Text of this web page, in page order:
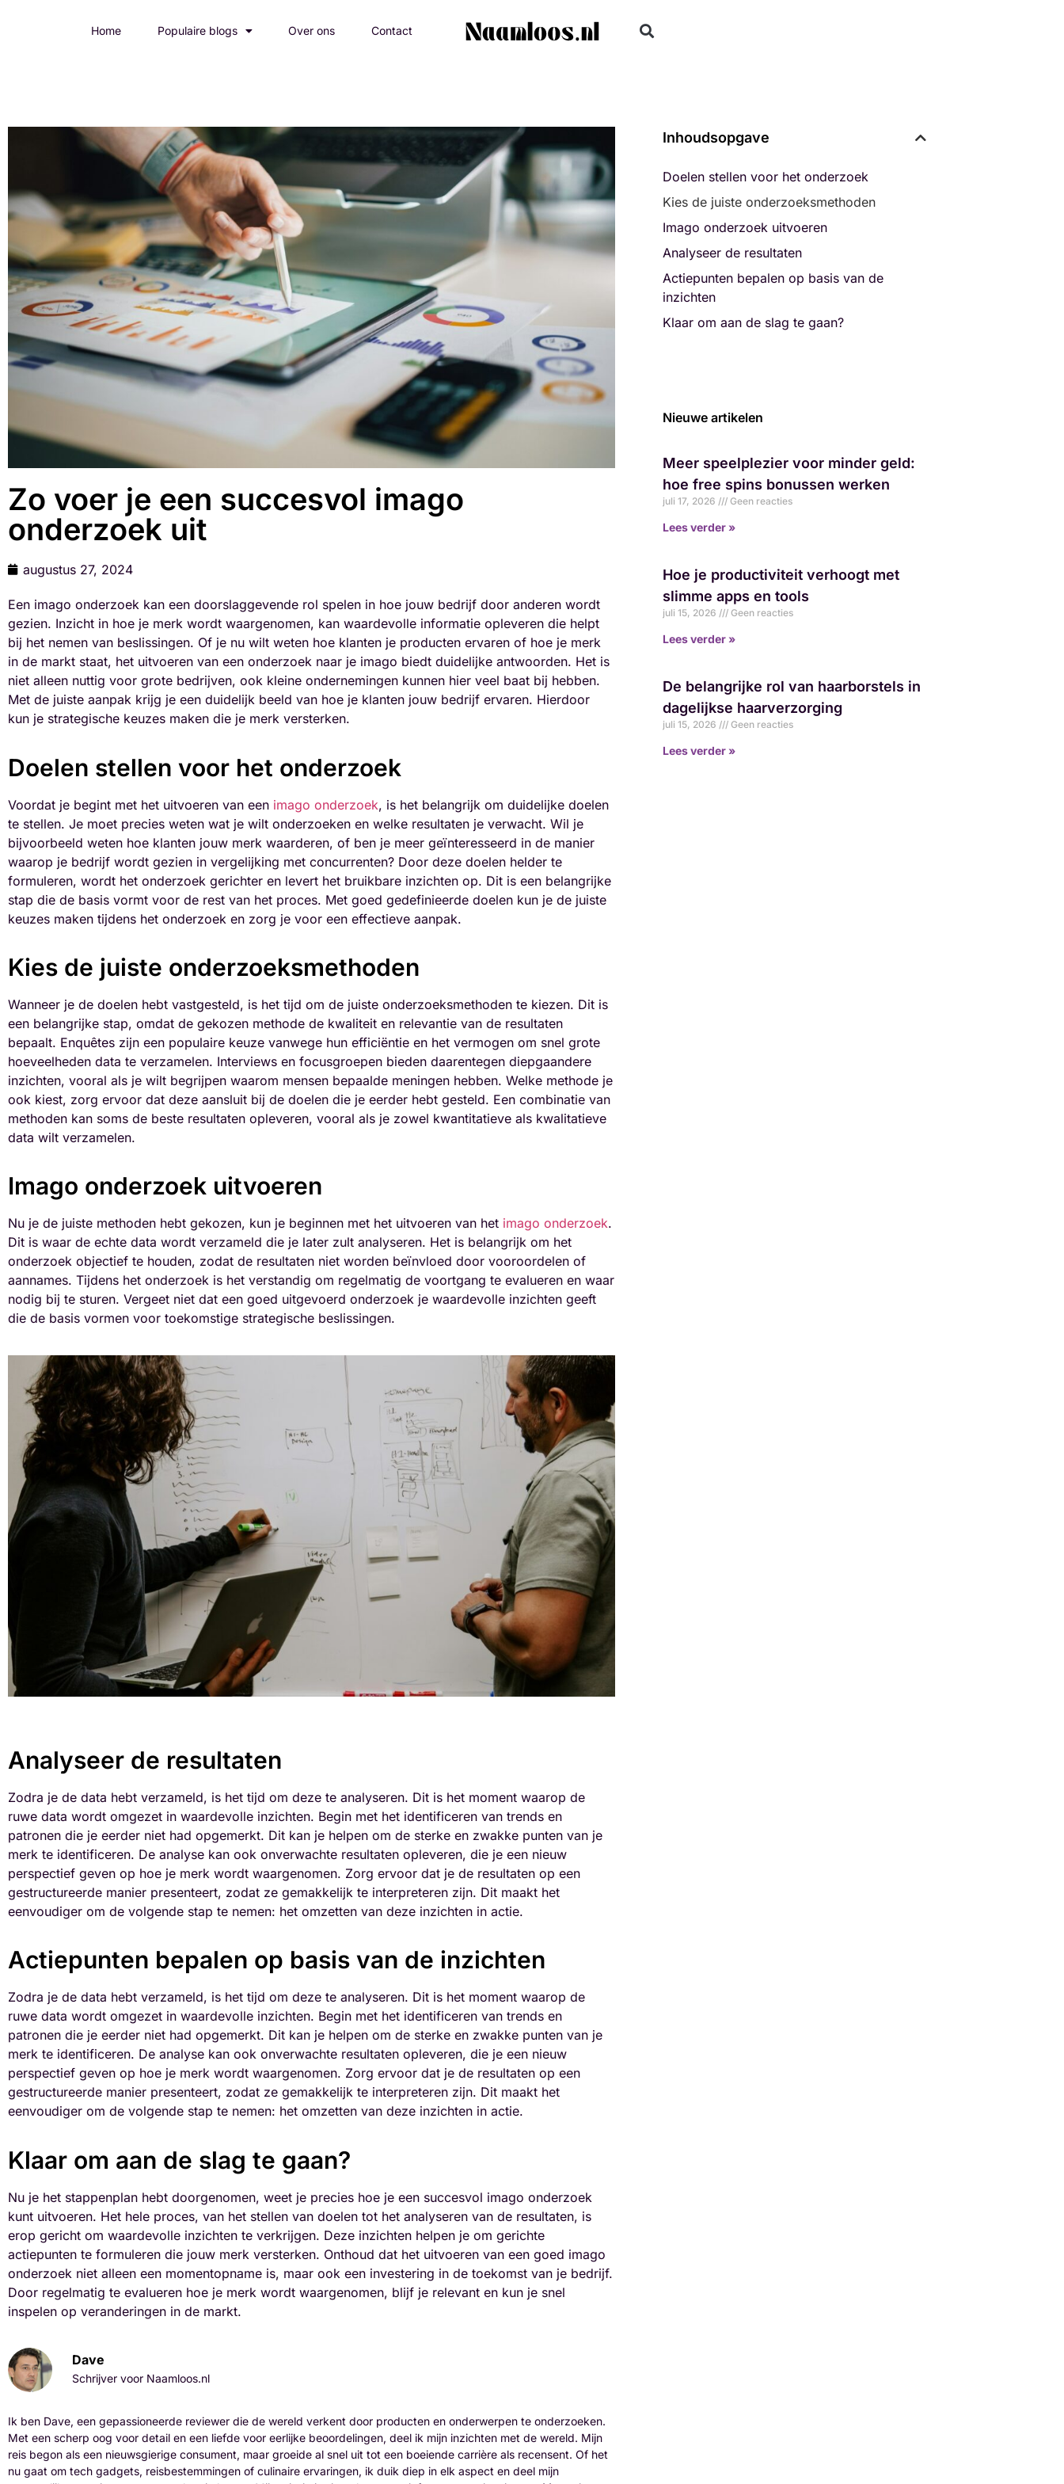
Home Populaire blogs Over ons Contact
Zo voer je een succesvol imago
onderzoek uit
augustus 27, 2024
Een imago onderzoek kan een doorslaggevende rol spelen in hoe jouw bedrijf door anderen wordt
gezien. Inzicht in hoe je merk wordt waargenomen, kan waardevolle informatie opleveren die helpt
bij het nemen van beslissingen. Of je nu wilt weten hoe klanten je producten ervaren of hoe je merk
in de markt staat, het uitvoeren van een onderzoek naar je imago biedt duidelijke antwoorden. Het is
niet alleen nuttig voor grote bedrijven, ook kleine ondernemingen kunnen hier veel baat bij hebben.
Met de juiste aanpak krijg je een duidelijk beeld van hoe je klanten jouw bedrijf ervaren. Hierdoor
kun je strategische keuzes maken die je merk versterken.
Doelen stellen voor het onderzoek
Voordat je begint met het uitvoeren van een imago onderzoek, is het belangrijk om duidelijke doelen
te stellen. Je moet precies weten wat je wilt onderzoeken en welke resultaten je verwacht. Wil je
bijvoorbeeld weten hoe klanten jouw merk waarderen, of ben je meer geïnteresseerd in de manier
waarop je bedrijf wordt gezien in vergelijking met concurrenten? Door deze doelen helder te
formuleren, wordt het onderzoek gerichter en levert het bruikbare inzichten op. Dit is een belangrijke
stap die de basis vormt voor de rest van het proces. Met goed gedefinieerde doelen kun je de juiste
keuzes maken tijdens het onderzoek en zorg je voor een effectieve aanpak.
Kies de juiste onderzoeksmethoden
Wanneer je de doelen hebt vastgesteld, is het tijd om de juiste onderzoeksmethoden te kiezen. Dit is
een belangrijke stap, omdat de gekozen methode de kwaliteit en relevantie van de resultaten
bepaalt. Enquêtes zijn een populaire keuze vanwege hun efficiëntie en het vermogen om snel grote
hoeveelheden data te verzamelen. Interviews en focusgroepen bieden daarentegen diepgaandere
inzichten, vooral als je wilt begrijpen waarom mensen bepaalde meningen hebben. Welke methode je
ook kiest, zorg ervoor dat deze aansluit bij de doelen die je eerder hebt gesteld. Een combinatie van
methoden kan soms de beste resultaten opleveren, vooral als je zowel kwantitatieve als kwalitatieve
data wilt verzamelen.
Imago onderzoek uitvoeren
Nu je de juiste methoden hebt gekozen, kun je beginnen met het uitvoeren van het imago onderzoek.
Dit is waar de echte data wordt verzameld die je later zult analyseren. Het is belangrijk om het
onderzoek objectief te houden, zodat de resultaten niet worden beïnvloed door vooroordelen of
aannames. Tijdens het onderzoek is het verstandig om regelmatig de voortgang te evalueren en waar
nodig bij te sturen. Vergeet niet dat een goed uitgevoerd onderzoek je waardevolle inzichten geeft
die de basis vormen voor toekomstige strategische beslissingen.
Analyseer de resultaten
Zodra je de data hebt verzameld, is het tijd om deze te analyseren. Dit is het moment waarop de
ruwe data wordt omgezet in waardevolle inzichten. Begin met het identificeren van trends en
patronen die je eerder niet had opgemerkt. Dit kan je helpen om de sterke en zwakke punten van je
merk te identificeren. De analyse kan ook onverwachte resultaten opleveren, die je een nieuw
perspectief geven op hoe je merk wordt waargenomen. Zorg ervoor dat je de resultaten op een
gestructureerde manier presenteert, zodat ze gemakkelijk te interpreteren zijn. Dit maakt het
eenvoudiger om de volgende stap te nemen: het omzetten van deze inzichten in actie.
Actiepunten bepalen op basis van de inzichten
Zodra je de data hebt verzameld, is het tijd om deze te analyseren. Dit is het moment waarop de
ruwe data wordt omgezet in waardevolle inzichten. Begin met het identificeren van trends en
patronen die je eerder niet had opgemerkt. Dit kan je helpen om de sterke en zwakke punten van je
merk te identificeren. De analyse kan ook onverwachte resultaten opleveren, die je een nieuw
perspectief geven op hoe je merk wordt waargenomen. Zorg ervoor dat je de resultaten op een
gestructureerde manier presenteert, zodat ze gemakkelijk te interpreteren zijn. Dit maakt het
eenvoudiger om de volgende stap te nemen: het omzetten van deze inzichten in actie.
Klaar om aan de slag te gaan?
Nu je het stappenplan hebt doorgenomen, weet je precies hoe je een succesvol imago onderzoek
kunt uitvoeren. Het hele proces, van het stellen van doelen tot het analyseren van de resultaten, is
erop gericht om waardevolle inzichten te verkrijgen. Deze inzichten helpen je om gerichte
actiepunten te formuleren die jouw merk versterken. Onthoud dat het uitvoeren van een goed imago
onderzoek niet alleen een momentopname is, maar ook een investering in de toekomst van je bedrijf.
Door regelmatig te evalueren hoe je merk wordt waargenomen, blijf je relevant en kun je snel
inspelen op veranderingen in de markt.
Dave
Schrijver voor Naamloos.nl
Ik ben Dave, een gepassioneerde reviewer die de wereld verkent door producten en onderwerpen te onderzoeken.
Met een scherp oog voor detail en een liefde voor eerlijke beoordelingen, deel ik mijn inzichten met de wereld. Mijn
reis begon als een nieuwsgierige consument, maar groeide al snel uit tot een boeiende carrière als recensent. Of het
nu gaat om tech gadgets, reisbestemmingen of culinaire ervaringen, ik duik diep in elk aspect en deel mijn
Inhoudsopgave
Doelen stellen voor het onderzoek
Kies de juiste onderzoeksmethoden
Imago onderzoek uitvoeren
Analyseer de resultaten
Actiepunten bepalen op basis van de
inzichten
Klaar om aan de slag te gaan?
Nieuwe artikelen
Meer speelplezier voor minder geld:
hoe free spins bonussen werken
juli 17, 2026 Geen reacties
Lees verder »
Hoe je productiviteit verhoogt met
slimme apps en tools
juli 15, 2026 Geen reacties
Lees verder »
De belangrijke rol van haarborstels in
dagelijkse haarverzorging
juli 15, 2026 Geen reacties
Lees verder »